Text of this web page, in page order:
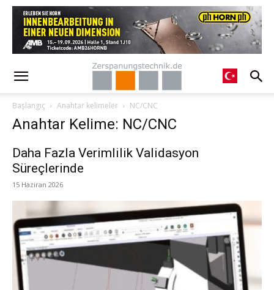
Başlangıç Anahtar kelimeler NC/CNC
Anahtar Kelime: NC/CNC
Daha Fazla Verimlilik Validasyon
Süreçlerinde
15 Haziran 2026